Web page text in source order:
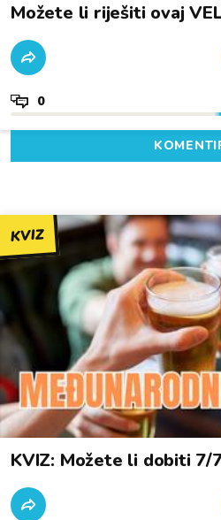
Možete li riješiti ovaj
0
KVIZ
KVIZ: Možete li dobiti 7/